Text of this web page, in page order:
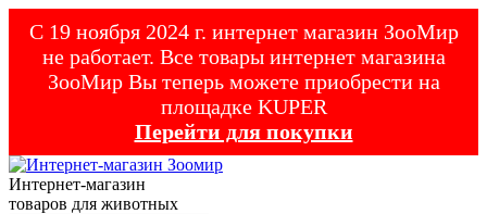
С 19 ноября 2024 г. интернет магазин ЗооМир
не работает. Все товары интернет магазина
ЗооМир Вы теперь можете приобрести на
площадке KUPER
Перейти для покупки
Интернет-магазин
товаров для животных